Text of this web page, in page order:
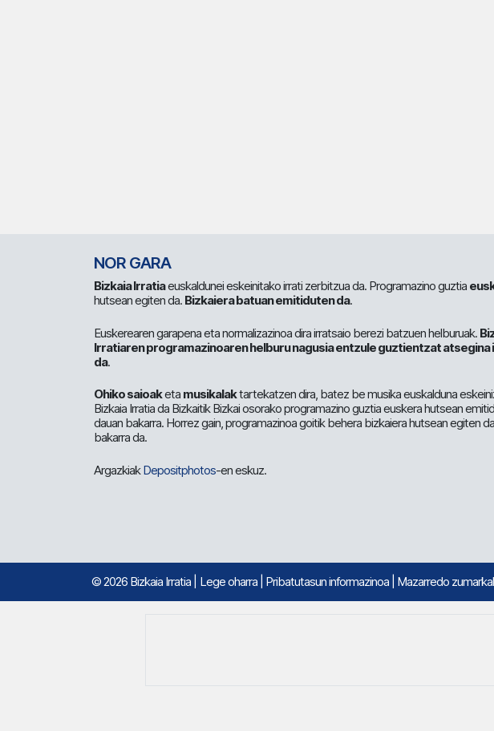
NOR GARA
Bizkaia Irratiaeuskaldunei eskeinitako irrati zerbitzua da. Programazino guztia
hutsean egiten da. Bizkaiera batuan emitiduten da.
Euskerearen garapena eta normalizazinoa dira irratsaio berezi batzuen helburuak.
Irratiaren programazinoaren helburu nagusia entzule guztientzat atsegina
da.
Ohiko saioaketa musikalaktartekatzen dira, batez be musika euskalduna
Bizkaia Irratia da Bizkaitik Bizkai osorako programazino guztia euskera hutsean
dauan bakarra. Horrez gain, programazinoa goitik behera bizkaiera hutsean egiten
bakarra da.
ArgazkiakDepositphotos-en eskuz.
© 2026 Bizkaia Irratia Lege oharra Pribatutasun informazinoa | Mazarredo